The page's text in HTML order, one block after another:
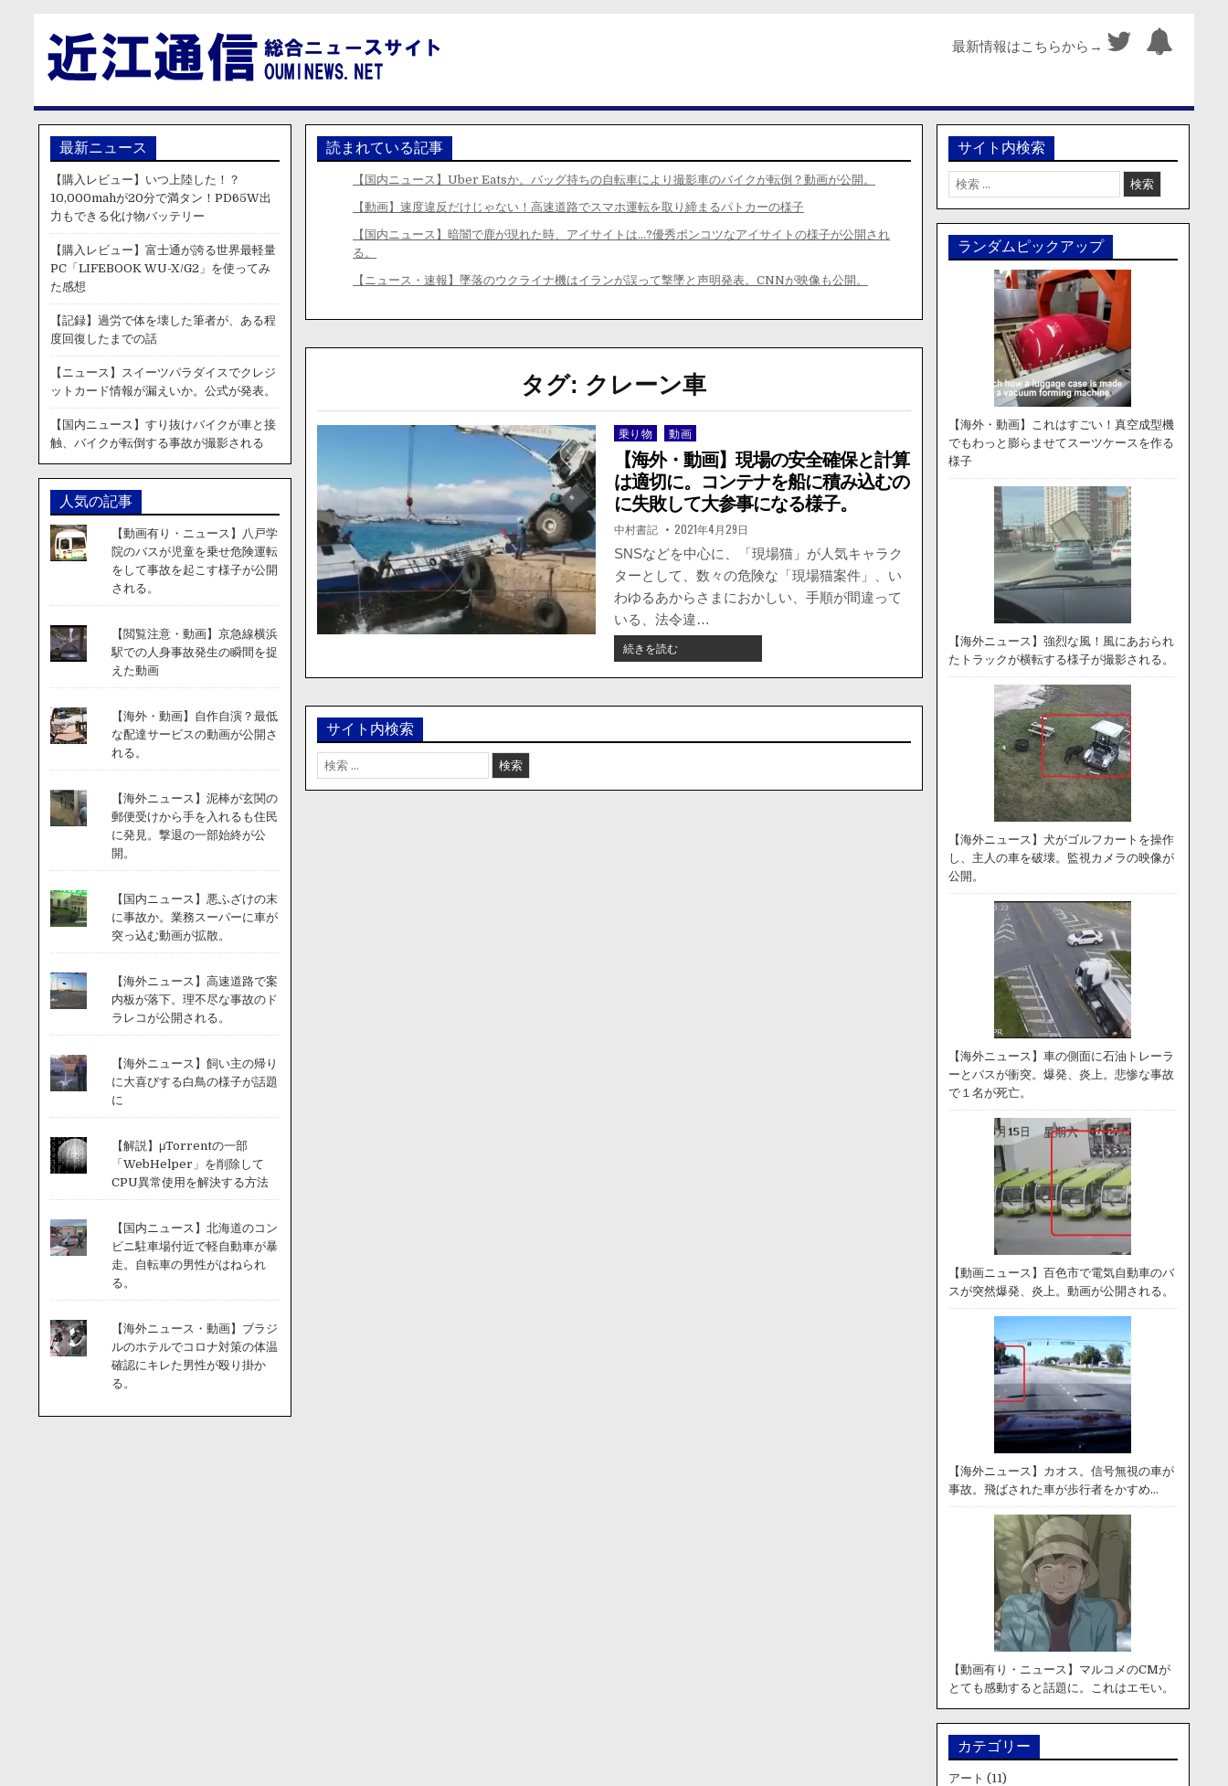
最新情報はこちらから→
読まれている記事
【国内ニュース】Uber Eatsか。バッグ持ちの自転車により撮影車のバイクが転倒？動画が公開。
【動画】速度違反だけじゃない！高速道路でスマホ運転を取り締まるパトカーの様子
【国内ニュース】暗闇で鹿が現れた時、アイサイトは…?優秀ポンコツなアイサイトの様子が公開され
る。
【ニュース・速報】墜落のウクライナ機はイランが誤って撃墜と声明発表。CNNが映像も公開。
タグ: クレーン車
Posted
乗り物 動画
【海外・動画】現場の安全確保と計算
は適切に。コンテナを船に積み込むの
に失敗して大参事になる様子。
著
者:
中村書記 掲
載
日：
2021年4月29日
SNSなどを中心に、「現場猫」が人気キャラク
ターとして、数々の危険な「現場猫案件」、い
わゆるあからさまにおかしい、手順が間違って
いる、法令違…
続きを読む【海
外・
動
サイト内検索
検
索:
最新ニュース
【購入レビュー】いつ上陸した！？
10,000mahが20分で満タン！PD65W出
力もできる化け物バッテリー
【購入レビュー】富士通が誇る世界最軽量
PC「LIFEBOOK WU-X/G2」を使ってみ
た感想
【記録】過労で体を壊した筆者が、ある程
度回復したまでの話
【ニュース】スイーツパラダイスでクレジ
ットカード情報が漏えいか。公式が発表。
【国内ニュース】すり抜けバイクが車と接
触、バイクが転倒する事故が撮影される
人気の記事
【動画有り・ニュース】八戸学
院のバスが児童を乗せ危険運転
をして事故を起こす様子が公開
される。
【閲覧注意・動画】京急線横浜
駅での人身事故発生の瞬間を捉
えた動画
【海外・動画】自作自演？最低
な配達サービスの動画が公開さ
れる。
【海外ニュース】泥棒が玄関の
郵便受けから手を入れるも住民
に発見。撃退の一部始終が公
開。
【国内ニュース】悪ふざけの末
に事故か。業務スーパーに車が
突っ込む動画が拡散。
【海外ニュース】高速道路で案
内板が落下。理不尽な事故のド
ラレコが公開される。
【海外ニュース】飼い主の帰り
に大喜びする白鳥の様子が話題
に
【解説】μTorrentの一部
「WebHelper」を削除して
CPU異常使用を解決する方法
【国内ニュース】北海道のコン
ビニ駐車場付近で軽自動車が暴
走。自転車の男性がはねられ
る。
【海外ニュース・動画】ブラジ
ルのホテルでコロナ対策の体温
確認にキレた男性が殴り掛か
る。
サイト内検索
検
索:
ランダムピックアップ
【海外・動画】これはすごい！真空成型機
でもわっと膨らませてスーツケースを作る
様子
【海外ニュース】強烈な風！風にあおられ
たトラックが横転する様子が撮影される。
【海外ニュース】犬がゴルフカートを操作
し、主人の車を破壊。監視カメラの映像が
公開。
【海外ニュース】車の側面に石油トレーラ
ーとバスが衝突。爆発、炎上。悲惨な事故
で１名が死亡。
【動画ニュース】百色市で電気自動車のバ
スが突然爆発、炎上。動画が公開される。
【海外ニュース】カオス。信号無視の車が
事故。飛ばされた車が歩行者をかすめ…
【動画有り・ニュース】マルコメのCMが
とても感動すると話題に。これはエモい。
カテゴリー
アート (11)